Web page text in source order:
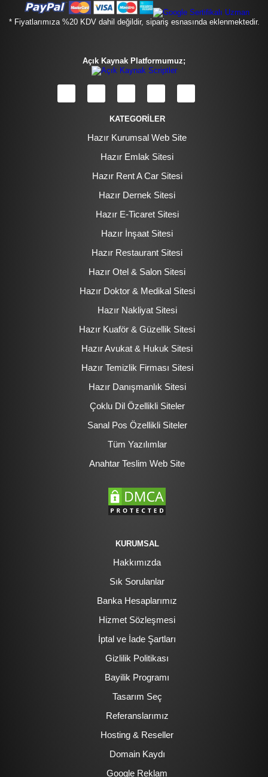
* Fiyatlarımıza %20 KDV dahil değildir, sipariş esnasında eklenmektedir.
Açık Kaynak Platformumuz;
KATEGORİLER
Hazır Kurumsal Web Site
Hazır Emlak Sitesi
Hazır Rent A Car Sitesi
Hazır Dernek Sitesi
Hazır E-Ticaret Sitesi
Hazır İnşaat Sitesi
Hazır Restaurant Sitesi
Hazır Otel & Salon Sitesi
Hazır Doktor & Medikal Sitesi
Hazır Nakliyat Sitesi
Hazır Kuaför & Güzellik Sitesi
Hazır Avukat & Hukuk Sitesi
Hazır Temizlik Firması Sitesi
Hazır Danışmanlık Sitesi
Çoklu Dil Özellikli Siteler
Sanal Pos Özellikli Siteler
Tüm Yazılımlar
Anahtar Teslim Web Site
KURUMSAL
Hakkımızda
Sık Sorulanlar
Banka Hesaplarımız
Hizmet Sözleşmesi
İptal ve İade Şartları
Gizlilik Politikası
Bayilik Programı
Tasarım Seç
Referanslarımız
Hosting & Reseller
Domain Kaydı
Google Reklam